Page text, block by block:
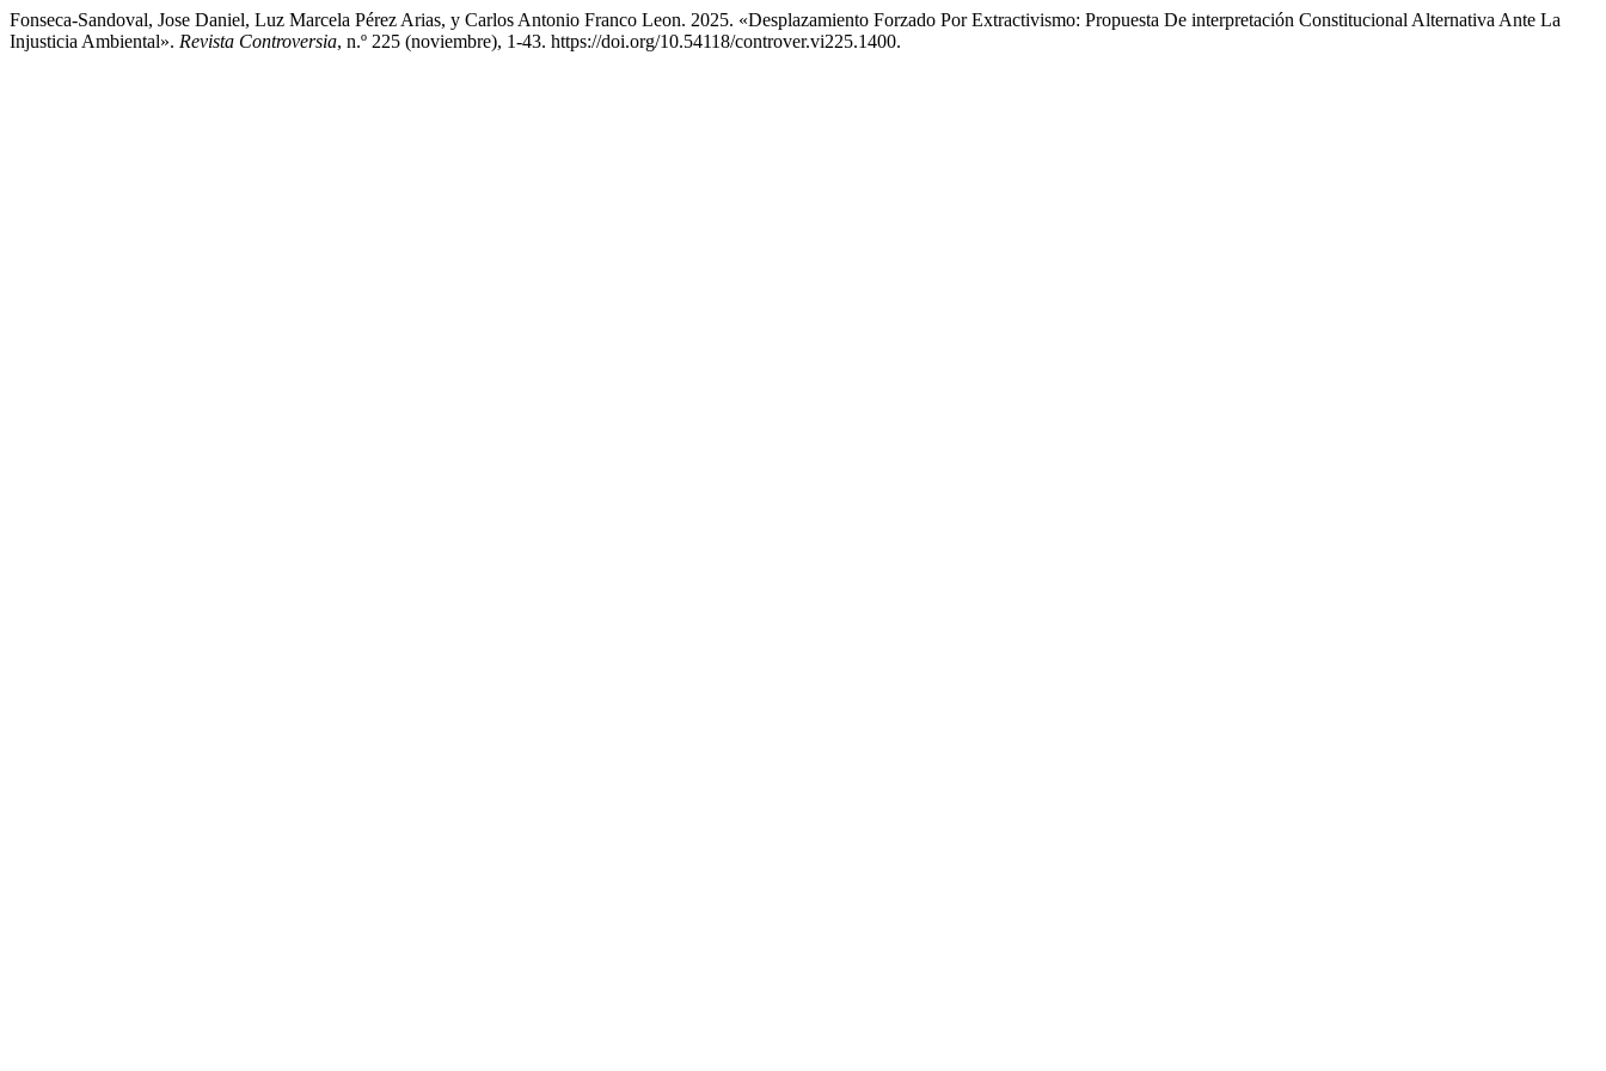
Fonseca-Sandoval, Jose Daniel, Luz Marcela Pérez Arias, y Carlos Antonio Franco Leon. 2025. «Desplazamiento Forzado Por Extractivismo: Propuesta De interpretación Constitucional Alternativa Ante La
Injusticia Ambiental». Revista Controversia, n.º 225 (noviembre), 1-43. https://doi.org/10.54118/controver.vi225.1400.